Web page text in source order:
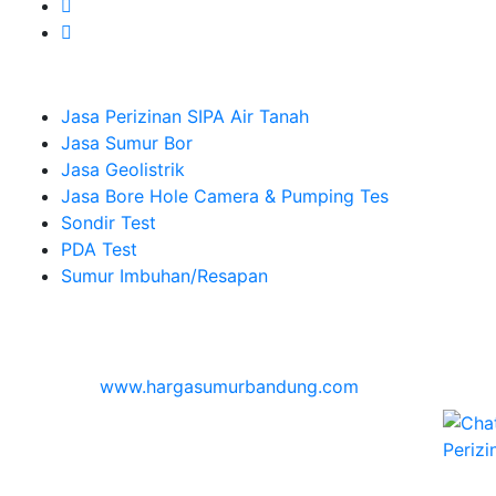
Jasa Perizinan SIPA Air Tanah
Jasa Sumur Bor
Jasa Geolistrik
Jasa Bore Hole Camera & Pumping Tes
Sondir Test
PDA Test
Sumur Imbuhan/Resapan
www.hargasumurbandung.com
Izin SIPA Air Tanah, Sumur Bor, Geolistrik, Borehole
Camera & Pumping tes, Sondir, PDA Test & Sumur